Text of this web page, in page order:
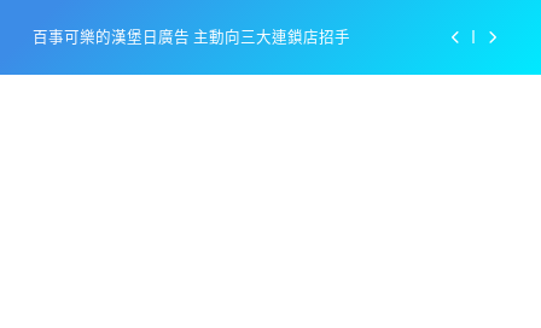
content
百事可樂的漢堡日廣告 主動向三大連鎖店招手